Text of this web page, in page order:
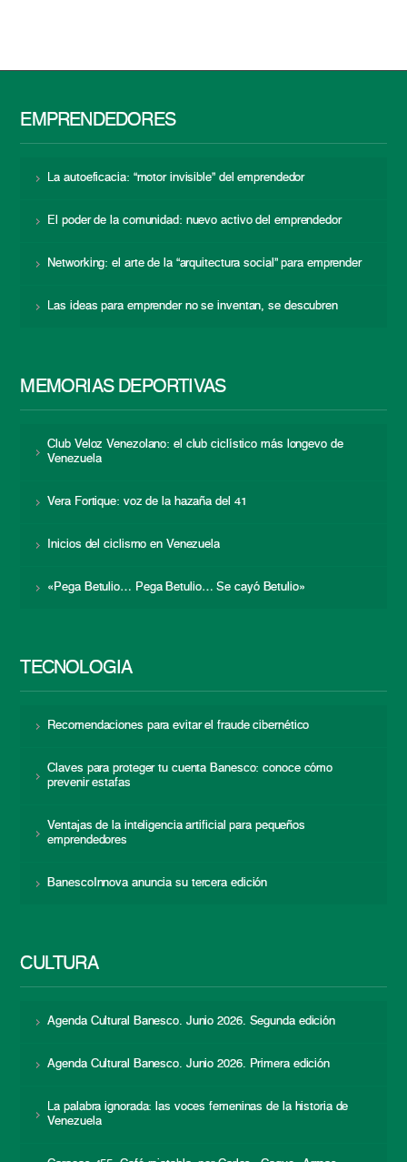
EMPRENDEDORES
La autoeficacia: “motor invisible” del emprendedor
El poder de la comunidad: nuevo activo del emprendedor
Networking: el arte de la “arquitectura social” para emprender
Las ideas para emprender no se inventan, se descubren
MEMORIAS DEPORTIVAS
Club Veloz Venezolano: el club ciclístico más longevo de
Venezuela
Vera Fortique: voz de la hazaña del 41
Inicios del ciclismo en Venezuela
«Pega Betulio… Pega Betulio… Se cayó Betulio»
TECNOLOGÍA
Recomendaciones para evitar el fraude cibernético
Claves para proteger tu cuenta Banesco: conoce cómo
prevenir estafas
Ventajas de la inteligencia artificial para pequeños
emprendedores
BanescoInnova anuncia su tercera edición
CULTURA
Agenda Cultural Banesco. Junio 2026. Segunda edición
Agenda Cultural Banesco. Junio 2026. Primera edición
La palabra ignorada: las voces femeninas de la historia de
Venezuela